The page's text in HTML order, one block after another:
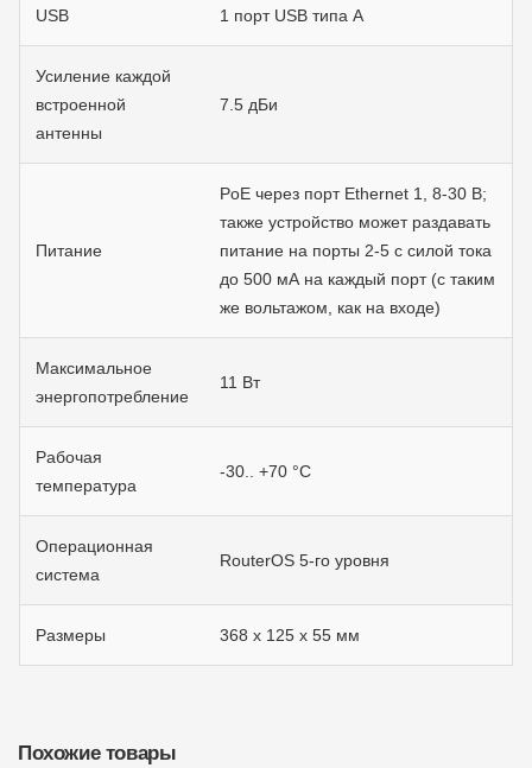
USB 1 порт USB типа А
Усиление каждой
встроенной
антенны
7.5 дБи
Питание
PoE через порт Ethernet 1, 8-30 В;
также устройство может раздавать
питание на порты 2-5 с силой тока
до 500 мА на каждый порт (с таким
же вольтажом, как на входе)
Максимальное
энергопотребление
11 Вт
Рабочая
температура
-30.. +70 °C
Операционная
система
RouterOS 5-го уровня
Размеры 368 x 125 x 55 мм
Похожие товары